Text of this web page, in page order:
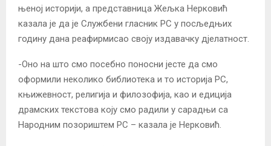
њеној историји, а представница Жељка Нерковић
казала је да је Службени гласник РС у посљедњих
годину дана реафирмисао своју издавачку дјелатност.
-Оно на што смо посебно поносни јесте да смо
оформили неколико библиотека и то историја РС,
књижевност, религија и филозофија, као и едиција
драмских текстова коју смо радили у сарадњи са
Народним позориштем РС – казала је Нерковић.